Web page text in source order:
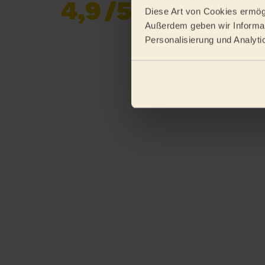
Diese Art von Cookies
Außerdem geben wir
Personalisierung und
4,9/5
Bereits 619 677
gesammelt von
eKomi